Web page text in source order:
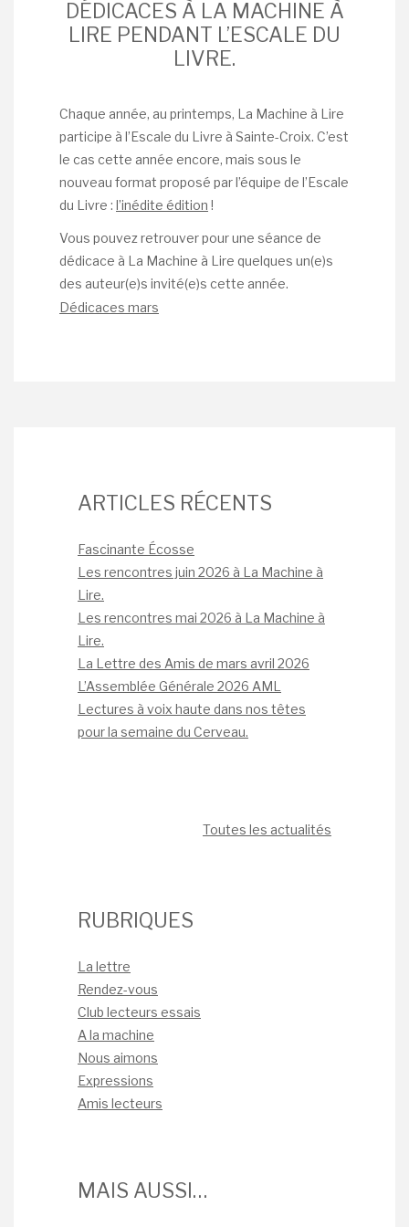
DÉDICACES À LA MACHINE À
LIRE PENDANT L’ESCALE DU
LIVRE.
Chaque année, au printemps, La Machine à Lire
participe à l’Escale du Livre à Sainte-Croix. C’est
le cas cette année encore, mais sous le
nouveau format proposé par l’équipe de l’Escale
du Livre : l’inédite édition !
Vous pouvez retrouver pour une séance de
dédicace à La Machine à Lire quelques un(e)s
des auteur(e)s invité(e)s cette année.
Dédicaces mars
ARTICLES RÉCENTS
Fascinante Écosse
Les rencontres juin 2026 à La Machine à
Lire.
Les rencontres mai 2026 à La Machine à
Lire.
La Lettre des Amis de mars avril 2026
L’Assemblée Générale 2026 AML
Lectures à voix haute dans nos têtes
pour la semaine du Cerveau.
Toutes les actualités
RUBRIQUES
La lettre
Rendez-vous
Club lecteurs essais
A la machine
Nous aimons
Expressions
Amis lecteurs
MAIS AUSSI…